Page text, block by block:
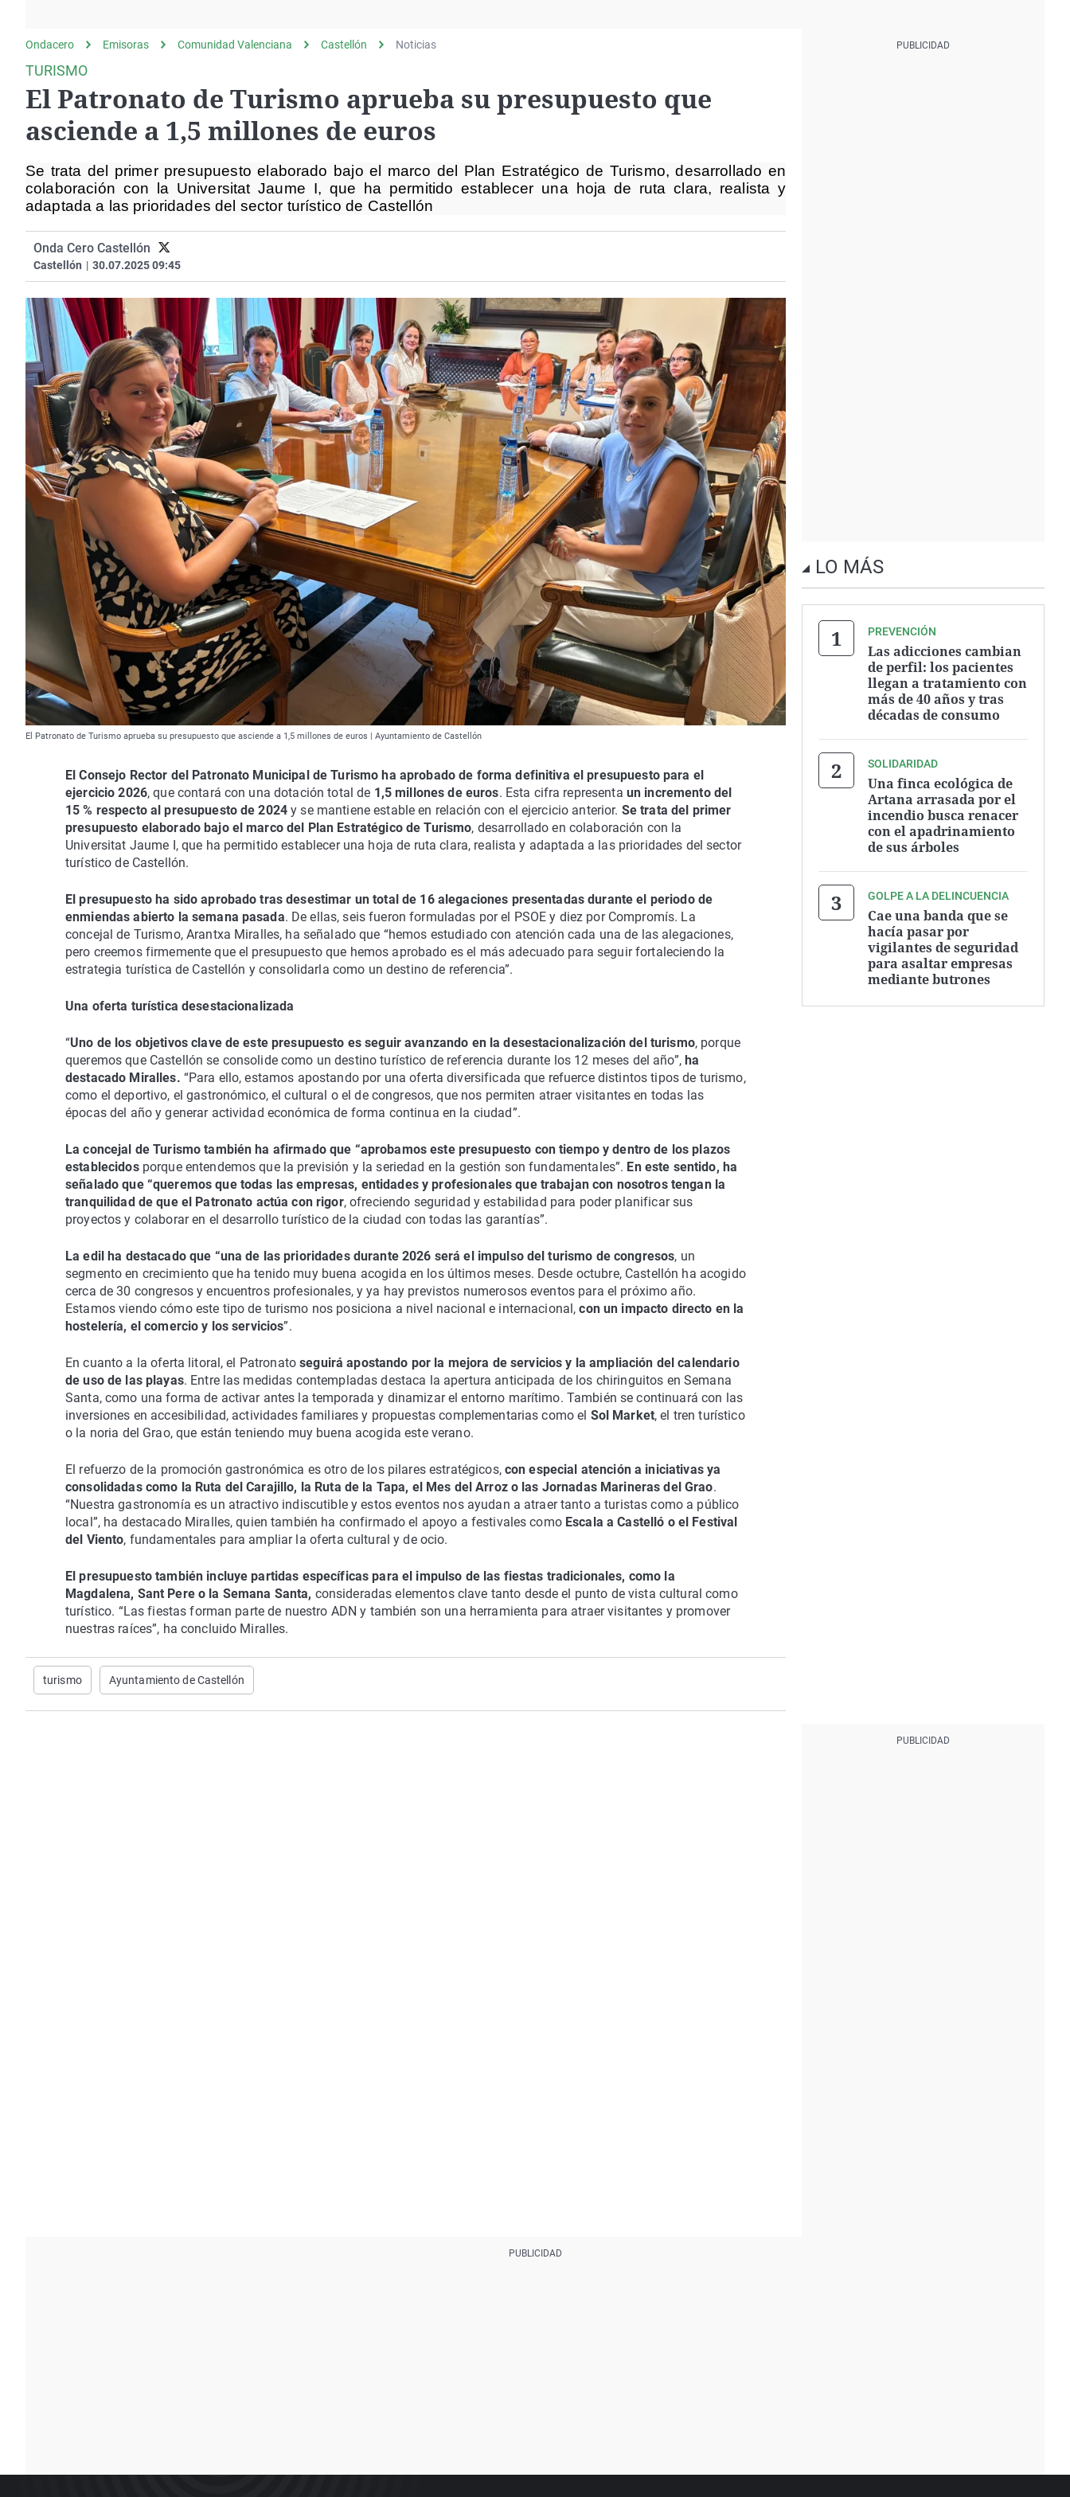
Operación Viuda
Negra
Navarra
Ondacero Emisoras Comunidad Valenciana Castellón Noticias
TURISMO
El Patronato de Turismo aprueba su presupuesto que
asciende a 1,5 millones de euros
Se trata del primer presupuesto elaborado bajo el marco del Plan Estratégico de Turismo, desarrollado en
colaboración con la Universitat Jaume I, que ha permitido establecer una hoja de ruta clara, realista y
adaptada a las prioridades del sector turístico de Castellón
Onda Cero Castellón
Castellón | 30.07.2025 09:45
El Patronato de Turismo aprueba su presupuesto que asciende a 1,5 millones de euros | Ayuntamiento de Castellón
El Consejo Rector del Patronato Municipal de Turismo ha aprobado de forma definitiva el presupuesto para el
ejercicio 2026, que contará con una dotación total de 1,5 millones de euros. Esta cifra representa un incremento del
15 % respecto al presupuesto de 2024 y se mantiene estable en relación con el ejercicio anterior. Se trata del primer
presupuesto elaborado bajo el marco del Plan Estratégico de Turismo, desarrollado en colaboración con la
Universitat Jaume I, que ha permitido establecer una hoja de ruta clara, realista y adaptada a las prioridades del sector
turístico de Castellón.
El presupuesto ha sido aprobado tras desestimar un total de 16 alegaciones presentadas durante el periodo de
enmiendas abierto la semana pasada. De ellas, seis fueron formuladas por el PSOE y diez por Compromís. La
concejal de Turismo, Arantxa Miralles, ha señalado que “hemos estudiado con atención cada una de las alegaciones,
pero creemos firmemente que el presupuesto que hemos aprobado es el más adecuado para seguir fortaleciendo la
estrategia turística de Castellón y consolidarla como un destino de referencia”.
Una oferta turística desestacionalizada
“Uno de los objetivos clave de este presupuesto es seguir avanzando en la desestacionalización del turismo, porque
queremos que Castellón se consolide como un destino turístico de referencia durante los 12 meses del año”, ha
destacado Miralles. “Para ello, estamos apostando por una oferta diversificada que refuerce distintos tipos de turismo,
como el deportivo, el gastronómico, el cultural o el de congresos, que nos permiten atraer visitantes en todas las
épocas del año y generar actividad económica de forma continua en la ciudad”.
La concejal de Turismo también ha afirmado que “aprobamos este presupuesto con tiempo y dentro de los plazos
establecidosporque entendemos que la previsión y la seriedad en la gestión son fundamentales”. En este sentido, ha
señalado que “queremos que todas las empresas, entidades y profesionales que trabajan con nosotros tengan la
tranquilidad de que el Patronato actúa con rigor, ofreciendo seguridad y estabilidad para poder planificar sus
proyectos y colaborar en el desarrollo turístico de la ciudad con todas las garantías”.
La edil ha destacado que “una de las prioridades durante 2026 será el impulso del turismo de congresos, un
segmento en crecimiento que ha tenido muy buena acogida en los últimos meses. Desde octubre, Castellón ha acogido
cerca de 30 congresos y encuentros profesionales, y ya hay previstos numerosos eventos para el próximo año.
Estamos viendo cómo este tipo de turismo nos posiciona a nivel nacional e internacional, con un impacto directo en la
hostelería, el comercio y los servicios”.
En cuanto a la oferta litoral, el Patronatoseguirá apostando por la mejora de servicios y la ampliación del calendario
de uso de las playas. Entre las medidas contempladas destaca la apertura anticipada de los chiringuitos en Semana
Santa, como una forma de activar antes la temporada y dinamizar el entorno marítimo. También se continuará con las
inversiones en accesibilidad, actividades familiares y propuestas complementarias como el Sol Market, el tren turístico
o la noria del Grao, que están teniendo muy buena acogida este verano.
El refuerzo de la promoción gastronómica es otro de los pilares estratégicos, con especial atención a iniciativas ya
consolidadas como la Ruta del Carajillo, la Ruta de la Tapa, el Mes del Arroz o las Jornadas Marineras del Grao.
“Nuestra gastronomía es un atractivo indiscutible y estos eventos nos ayudan a atraer tanto a turistas como a público
local”, ha destacado Miralles, quien también ha confirmado el apoyo a festivales como Escala a Castelló o el Festival
del Viento, fundamentales para ampliar la oferta cultural y de ocio.
El presupuesto también incluye partidas específicas para el impulso de las fiestas tradicionales, como la
Magdalena, Sant Pere o la Semana Santa, consideradas elementos clave tanto desde el punto de vista cultural como
turístico. “Las fiestas forman parte de nuestro ADN y también son una herramienta para atraer visitantes y promover
nuestras raíces”, ha concluido Miralles.
turismo Ayuntamiento de Castellón
LO MÁS
PREVENCIÓN
Las adicciones cambian
de perfil: los pacientes
llegan a tratamiento con
más de 40 años y tras
décadas de consumo
SOLIDARIDAD
Una finca ecológica de
Artana arrasada por el
incendio busca renacer
con el apadrinamiento
de sus árboles
GOLPE A LA DELINCUENCIA
Cae una banda que se
hacía pasar por
vigilantes de seguridad
para asaltar empresas
mediante butrones